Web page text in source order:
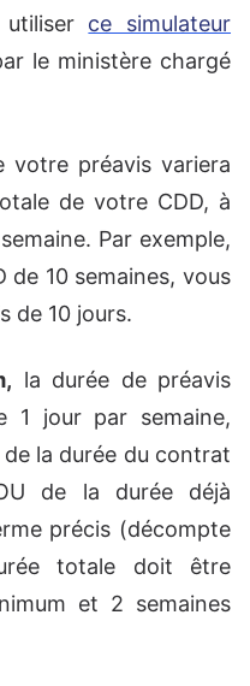
ce simulateur
le ministère chargé
votre préavis variera
de votre CDD, à
Par exemple,
de 10 semaines, vous
de 10 jours.
la durée de préavis
1 jour par semaine,
la durée du contrat
de la durée déjà
précis (décompte
totale doit être
et 2 semaines